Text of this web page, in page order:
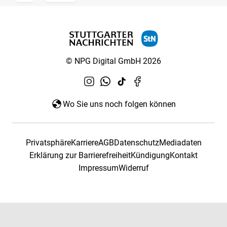
© NPG Digital GmbH 2026
Wo Sie uns noch folgen können
PrivatsphäreKarriereAGBDatenschutzMediadaten
Erklärung zur BarrierefreiheitKündigungKontakt
ImpressumWiderruf